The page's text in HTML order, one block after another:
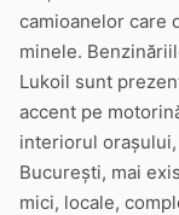
camioanelor care
minele.
Lukoil sunt
accent pe
interiorul
București, mai
mici, locale,